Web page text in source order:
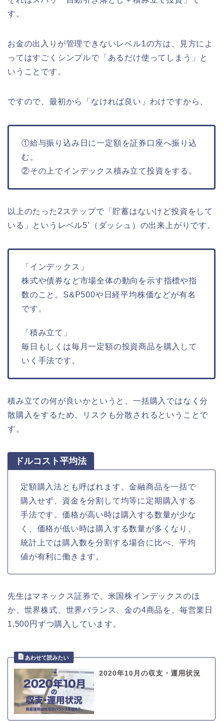
す。
お金の出入りが管理できないレベル1の方は、見方によ
ってはすごくシンプルで「あるだけ使ってしまう」と
いうことです。
ですので、最初から「なければ良い」わけですから、
①給与振り込み日に一定額を証券口座へ振り込
む。
②その上でインデックス積み立て投資をする。
以上のたった2ステップで「貯蓄はないけど投資をして
いる」というレベル5’（ダッシュ）の出来上がりです。
「インデックス」
株式や債券など市場全体の動向を示す指標や指
数のこと。S&P500や日経平均株価などが有名
です。
「積み立て」
毎日もしくは毎月一定額の投資商品を購入して
いく手法です。
積み立ての何が良いかというと、一括購入ではなく分
散購入をするため、リスクも分散されるということで
す。
ドルコスト平均法
定額購入法とも呼ばれます。金融商品を一括で
購入せず、資金を分割して均等に定期購入する
手法です。価格が高い時は購入する数量が少な
く、価格が低い時は購入する数量が多くなり、
統計上では購入数を分割する場合に比べ、平均
値が有利に働きます。
先生はマネックス証券で、米国株インデックスのほ
か、世界株式、世界バランス、金の4商品を、毎営業日
1,500円ずつ購入しています。
2020年10月の収支・運用状況